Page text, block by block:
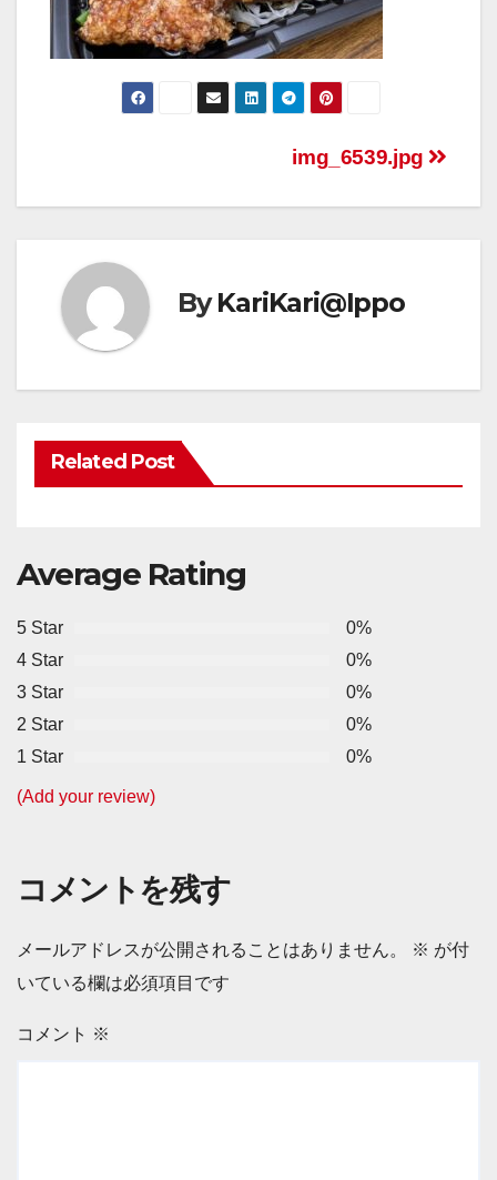
img_6539.jpg
ByKariKari@Ippo
Related Post
Average Rating
5 Star
0%
4 Star
0%
3 Star
0%
2 Star
0%
1 Star
0%
(Add your review)
コメントを残す
メールアドレスが公開されることはありません。 ※ が付
いている欄は必須項目です
コメント ※